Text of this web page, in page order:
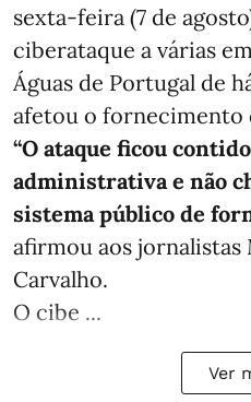
sexta-feira (7 de
ciberataque a várias
Águas de Portugal de
afetou o fornecimento
“O ataque ficou
administrativa e não
sistema público de
afirmou aos jornalistas
Carvalho.
O cibe ...
Ver